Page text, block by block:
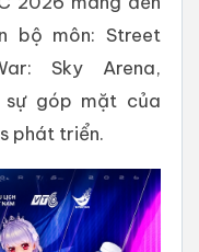
bộ môn: Street
Sky Arena,
sự góp mặt của
phát triển.